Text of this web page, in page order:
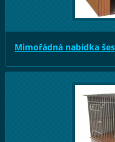
Mimořádná nabídka